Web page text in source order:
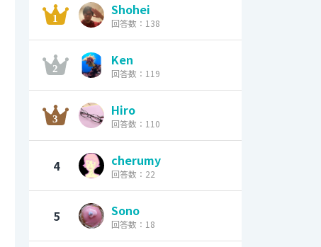
Shohei
回答数：138
Ken
回答数：119
Hiro
回答数：110
4 cherumy
回答数：22
5 Sono
回答数：18